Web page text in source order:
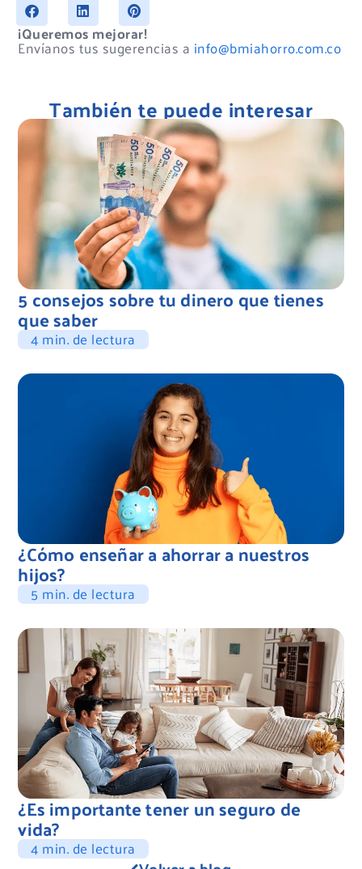
¡Queremos mejorar!
Envíanos tus sugerencias a info@bmiahorro.com.co
También te puede interesar
5 consejos sobre tu dinero que tienes
que saber
4 min. de lectura
¿Cómo enseñar a ahorrar a nuestros
hijos?
5 min. de lectura
¿Es importante tener un seguro de
vida?
4 min. de lectura